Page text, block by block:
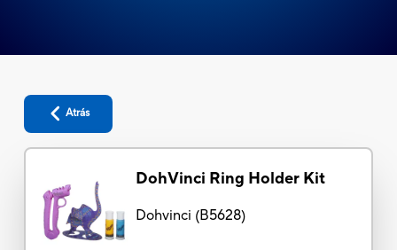
Atrás
DohVinci Ring Holder Kit
Dohvinci (B5628)